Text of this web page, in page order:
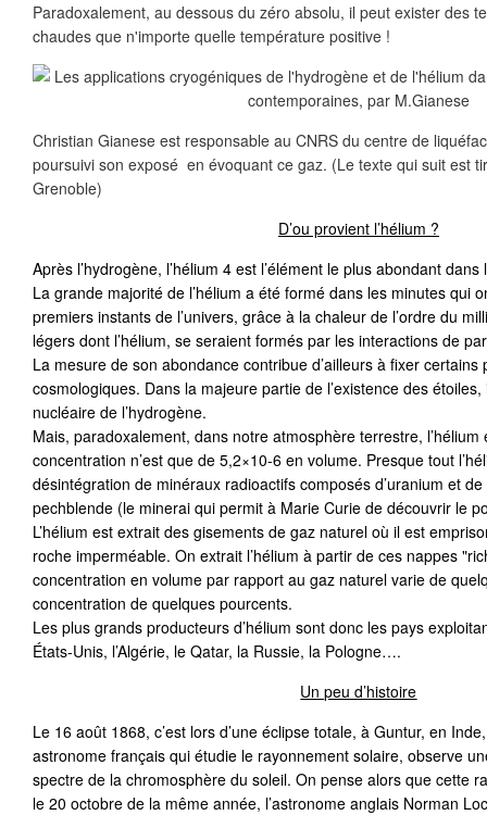
Paradoxalement, au dessous du zéro absolu, il peut exister des
chaudes que n'importe quelle température positive !
Christian Gianese est responsable au CNRS du centre de
poursuivi son exposé en évoquant ce gaz. (Le texte qui suit est
Grenoble)
D’ou provient l’hélium ?
Après l’hydrogène, l’hélium 4 est l’élément le plus abondant dans
La grande majorité de l’hélium a été formé dans les minutes qui
premiers instants de l’univers, grâce à la chaleur de l’ordre du
légers dont l’hélium, se seraient formés par les interactions de
La mesure de son abondance contribue d’ailleurs à fixer
cosmologiques. Dans la majeure partie de l’existence des
nucléaire de l’hydrogène.
Mais, paradoxalement, dans notre atmosphère terrestre, l’hélium
concentration n’est que de 5,2×10-6 en volume. Presque tout
désintégration de minéraux radioactifs composés d’uranium et
pechblende (le minerai qui permit à Marie Curie de découvrir le
L’hélium est extrait des gisements de gaz naturel où il est
roche imperméable. On extrait l’hélium à partir de ces nappes
concentration en volume par rapport au gaz naturel varie de
concentration de quelques pourcents.
Les plus grands producteurs d’hélium sont donc les pays
États-Unis, l’Algérie, le Qatar, la Russie, la Pologne….
Un peu d’histoire
Le 16 août 1868, c’est lors d’une éclipse totale, à Guntur, en
astronome français qui étudie le rayonnement solaire, observe
spectre de la chromosphère du soleil. On pense alors que cette
le 20 octobre de la même année, l’astronome anglais Norman